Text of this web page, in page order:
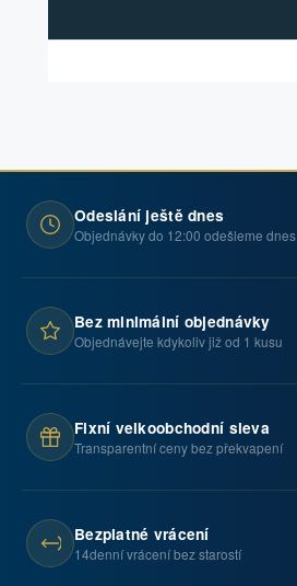
Odeslání ještě dnes
Objednávky do 12:00 odešleme dnes
Bez minimální objednávky
Objednávejte kdykoliv již od 1 kusu
Fixní velkoobchodní sleva
Transparentní ceny bez překvapení
Bezplatné vrácení
14denní vrácení bez starostí